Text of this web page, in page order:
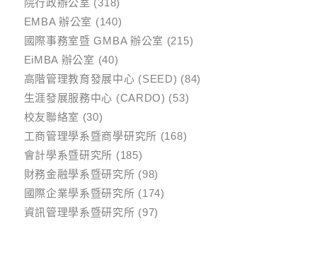
EMBA 辦公室 (140)
國際事務室暨 GMBA 辦公室 (215)
EiMBA 辦公室 (40)
高階管理教育發展中心 (SEED) (84)
生涯發展服務中心 (CARDO) (53)
校友聯絡室 (30)
工商管理學系暨商學研究所 (168)
會計學系暨研究所 (185)
財務金融學系暨研究所 (98)
國際企業學系暨研究所 (174)
資訊管理學系暨研究所 (97)